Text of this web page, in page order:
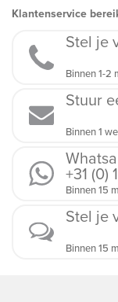
Klantenservice
Stel je
Binnen 1-2
Stuur
Binnen 1
+31 (0)
Binnen 15
Stel je
Binnen 15